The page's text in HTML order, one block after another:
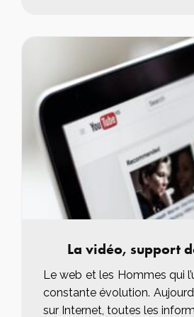
La vidéo, support
Le web et les Hommes qui
constante évolution.
sur Internet, toutes les